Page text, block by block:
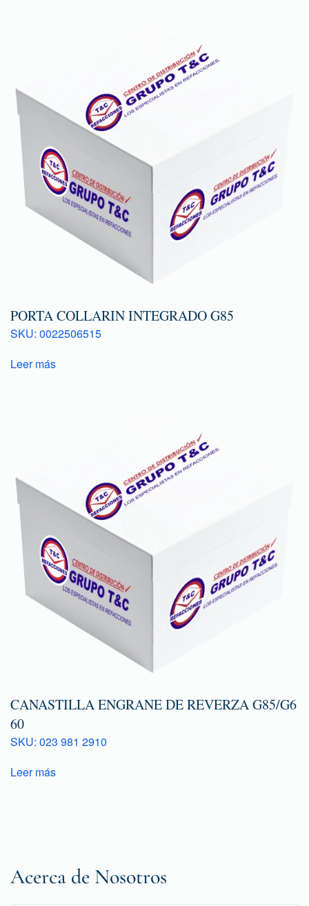
PORTA COLLARIN INTEGRADO G85
SKU: 0022506515
Leer más
CANASTILLA ENGRANE DE REVERZA G85/G6
60
SKU: 023 981 2910
Leer más
Acerca de Nosotros